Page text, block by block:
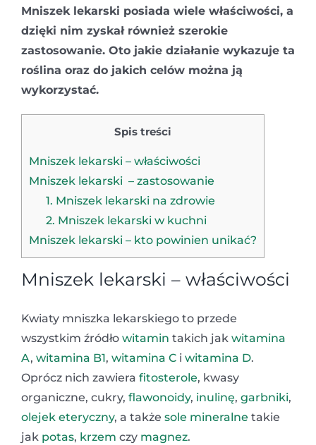
Mniszek lekarski posiada wiele właściwości, a
dzięki nim zyskał również szerokie
zastosowanie. Oto jakie działanie wykazuje ta
roślina oraz do jakich celów można ją
wykorzystać.
Spis treści
Mniszek lekarski – właściwości
Mniszek lekarski – zastosowanie
1. Mniszek lekarski na zdrowie
2. Mniszek lekarski w kuchni
Mniszek lekarski – kto powinien unikać?
Mniszek lekarski – właściwości
Kwiaty mniszka lekarskiego to przede
wszystkim źródło witamin takich jak witamina
A, witamina B1, witamina C i witamina D.
Oprócz nich zawiera fitosterole, kwasy
organiczne, cukry, flawonoidy, inulinę, garbniki,
olejek eteryczny, a także sole mineralne takie
jak potas, krzem czy magnez.